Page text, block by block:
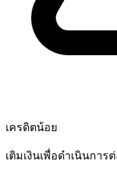
เครดิตน้อย
เติมเงินเพื่อดำเนินการ